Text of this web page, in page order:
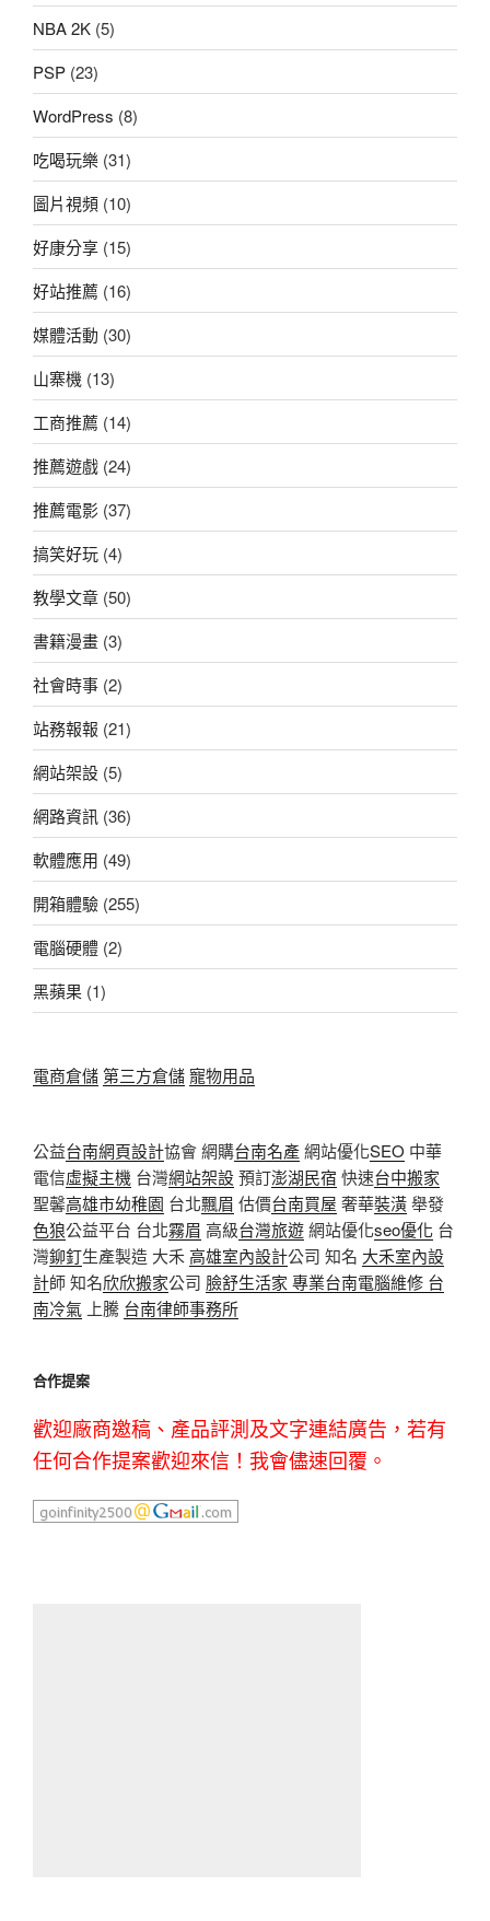
NBA 2K (5)
PSP (23)
WordPress (8)
吃喝玩樂 (31)
圖片視頻 (10)
好康分享 (15)
好站推薦 (16)
媒體活動 (30)
山寨機 (13)
工商推薦 (14)
推薦遊戲 (24)
推薦電影 (37)
搞笑好玩 (4)
教學文章 (50)
書籍漫畫 (3)
社會時事 (2)
站務報報 (21)
網站架設 (5)
網路資訊 (36)
軟體應用 (49)
開箱體驗 (255)
電腦硬體 (2)
黑蘋果 (1)
電商倉儲第三方倉儲寵物用品
公益台南網頁設計協會 網購台南名產網站優化SEO 中華
電信虛擬主機 台灣網站架設預訂澎湖民宿 快速台中搬家
聖馨高雄市幼稚園 台北飄眉 估價台南買屋 奢華裝潢舉發
色狼公益平台 台北霧眉 高級台灣旅遊網站優化seo優化 台
灣鉚釘生產製造 大禾高雄室內設計公司 知名 大禾室內設
計師 知名欣欣搬家公司 臉舒生活家 專業台南電腦維修 台
南冷氣 上騰 台南律師事務所
合作提案
歡迎廠商邀稿、產品評測及文字連結廣告，若有
任何合作提案歡迎來信！我會儘速回覆。